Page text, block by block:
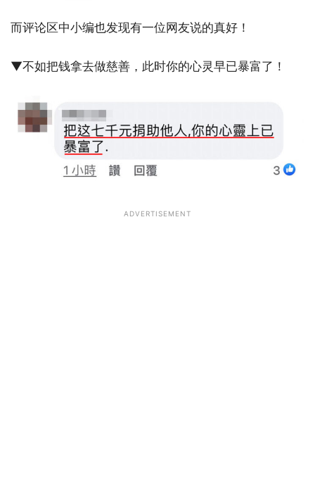
而评论区中小编也发现有一位网友说的真好！
▼不如把钱拿去做慈善，此时你的心灵早已暴富了！
ADVERTISEMENT